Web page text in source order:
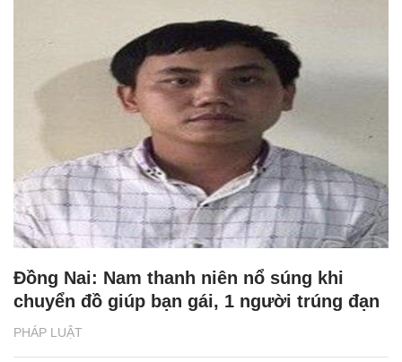
PHÁP LUẬT
Đồng Nai: Nam thanh niên nổ súng khi
chuyển đồ giúp bạn gái, 1 người trúng đạn